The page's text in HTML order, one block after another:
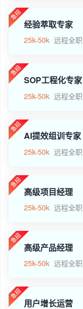
经验萃取专家
25k-50k 远程全职
SOP工程化专家
25k-50k 远程全职
AI提效组训专家
25k-50k 远程全职
高级项目经理
25k-50k 远程全职
高级产品经理
25k-50k 远程全职
用户增长运营